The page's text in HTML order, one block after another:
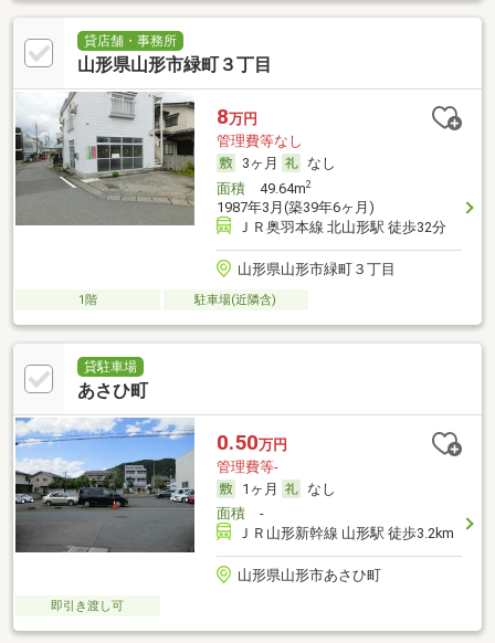
貸店舗・事務所
山形県山形市緑町３丁目
8万円
管理費等なし
3ヶ月
なし
面積49.64m2
1987年3月(築39年6ヶ月)
ＪＲ奥羽本線 北山形駅 徒歩32分
山形県山形市緑町３丁目
1階 駐車場(近隣含)
貸駐車場
あさひ町
0.50万円
管理費等-
1ヶ月
なし
面積-
ＪＲ山形新幹線 山形駅 徒歩3.2km
山形県山形市あさひ町
即引き渡し可